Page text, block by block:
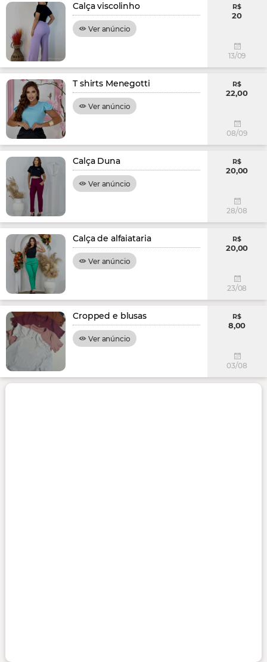
Calça viscolinho
Ver anúncio
R$
20
13/09
T shirts Menegotti
Ver anúncio
R$
22,00
08/09
Calça Duna
Ver anúncio
R$
20,00
28/08
Calça de alfaiataria
Ver anúncio
R$
20,00
23/08
Cropped e blusas
Ver anúncio
R$
8,00
03/08